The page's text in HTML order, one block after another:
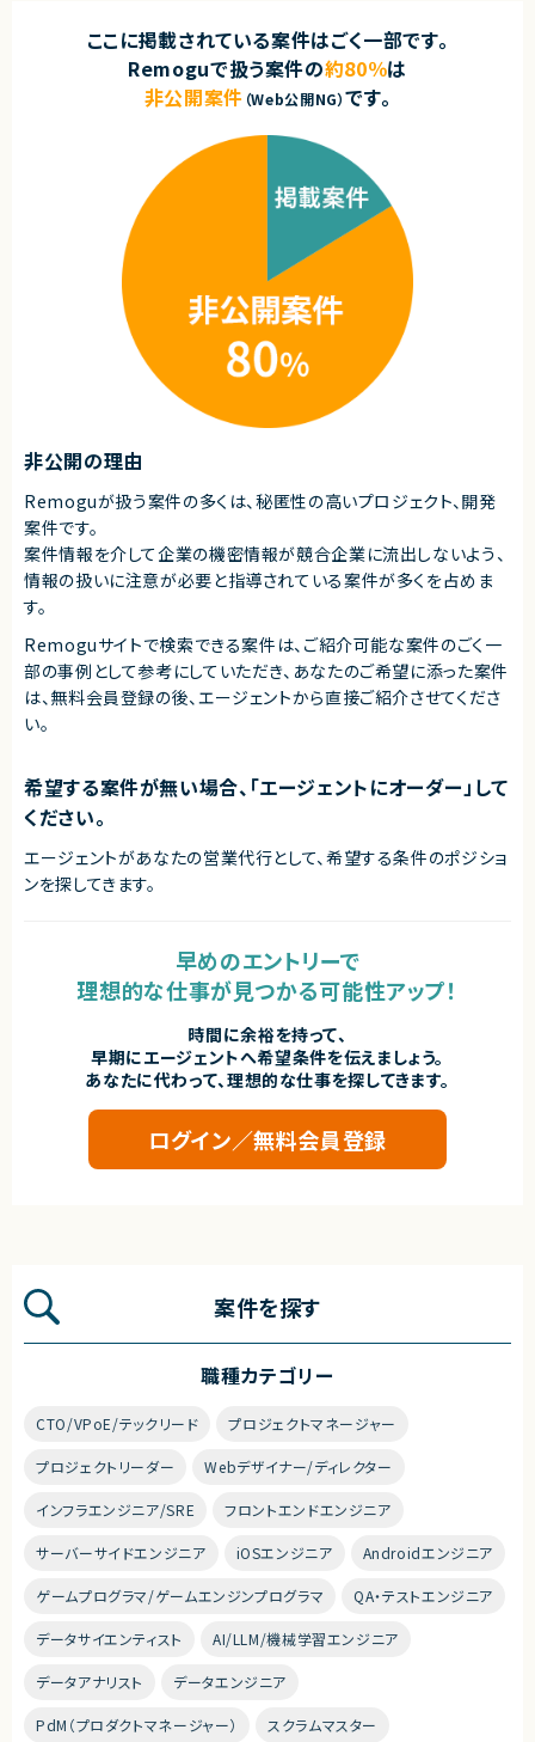
契約形態
業務委託(準委任契約)
◎フルリモートで全国どこからでも参画可能な働きやすい案件です！
◎約2年間の長期プロジェクトで、安定した稼働が見込めます！
◎基幹システムのリプレースという大規模案件に携われます！
◎基本設計からテストまで一貫して関われるため、上流～下流までスキルを
ここに掲載されている案件はごく一部です。
Remoguで扱う案件の約80％は
非公開案件 （Web公開NG）です。
非公開の理由
Remoguが扱う案件の多くは、秘匿性の高いプロジェクト、開発
案件です。
案件情報を介して企業の機密情報が競合企業に流出しないよう、
情報の扱いに注意が必要と指導されている案件が多くを占めま
す。
Remoguサイトで検索できる案件は、ご紹介可能な案件のごく一
部の事例として参考にしていただき、 あなたのご希望に添った案件
は、無料会員登録の後、エージェントから直接ご紹介させてくださ
い。
希望する案件が無い場合、「エージェントにオーダー」して
ください。
エージェントがあなたの営業代行として、希望する条件のポジショ
ンを探してきます。
早めのエントリーで
理想的な仕事が見つかる可能性アップ！
時間に余裕を持って、
早期にエージェントへ希望条件を伝えましょう。
あなたに代わって、理想的な仕事を探してきます。
ログイン／無料会員登録
案件を探す
職種カテゴリー
CTO/VPoE/テックリード プロジェクトマネージャー
プロジェクトリーダー Webデザイナー/ディレクター
インフラエンジニア/SRE フロントエンドエンジニア
サーバーサイドエンジニア iOSエンジニア Androidエンジニア
ゲームプログラマ/ゲームエンジンプログラマ QA・テストエンジニア
データサイエンティスト AI/LLM/機械学習エンジニア
データアナリスト データエンジニア
PdM（プロダクトマネージャー） スクラムマスター